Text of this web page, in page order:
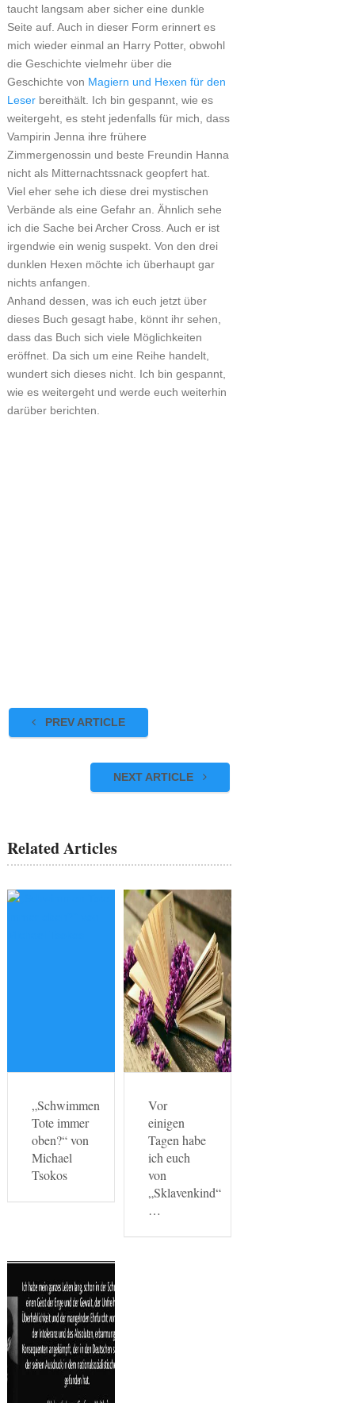
taucht langsam aber sicher eine dunkle
Seite auf. Auch in dieser Form erinnert es
mich wieder einmal an Harry Potter, obwohl
die Geschichte vielmehr über die
Geschichte von Magiern und Hexen für den
Leserbereithält. Ich bin gespannt, wie es
weitergeht, es steht jedenfalls für mich, dass
Vampirin Jenna ihre frühere
Zimmergenossin und beste Freundin Hanna
nicht als Mitternachtssnack geopfert hat.
Viel eher sehe ich diese drei mystischen
Verbände als eine Gefahr an. Ähnlich sehe
ich die Sache bei Archer Cross. Auch er ist
irgendwie ein wenig suspekt. Von den drei
dunklen Hexen möchte ich überhaupt gar
nichts anfangen.
Anhand dessen, was ich euch jetzt über
dieses Buch gesagt habe, könnt ihr sehen,
dass das Buch sich viele Möglichkeiten
eröffnet. Da sich um eine Reihe handelt,
wundert sich dieses nicht. Ich bin gespannt,
wie es weitergeht und werde euch weiterhin
darüber berichten.
PREV ARTICLE
NEXT ARTICLE
Related Articles
„Schwimmen
Tote immer
oben?“ von
Michael
Tsokos
Vor
einigen
Tagen habe
ich euch
von
„Sklavenkind“
…